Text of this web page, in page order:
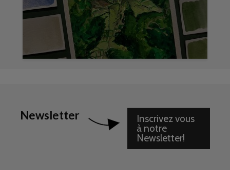
Newsletter
Inscrivez vous
à notre
Newsletter!